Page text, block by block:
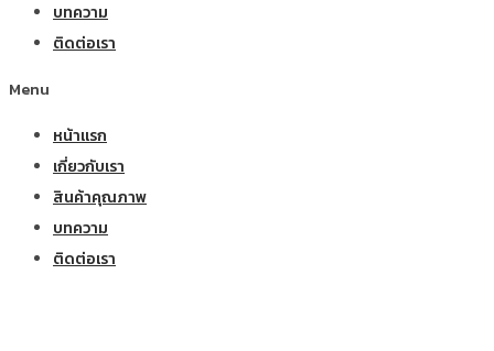
บทความ
ติดต่อเรา
Menu
หน้าแรก
เกี่ยวกับเรา
สินค้าคุณภาพ
บทความ
ติดต่อเรา